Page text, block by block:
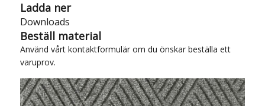
Ladda ner
Downloads
Beställ material
Använd vårt kontaktformulärom du önskar beställa ett
varuprov.